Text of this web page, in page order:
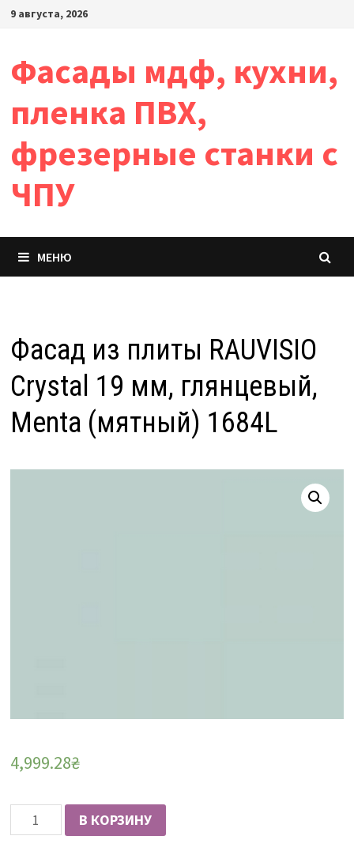
Перейти
9 августа, 2026
Фасады мдф, кухни,
пленка ПВХ,
фрезерные станки с
ЧПУ
МЕНЮ
Фасад из плиты RAUVISIO
Crystal 19 мм, глянцевый,
Menta (мятный) 1684L
4,999.28₴
Количество
Фасад
В КОРЗИНУ